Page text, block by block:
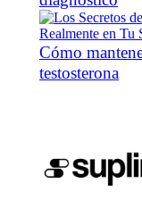
Cómo
testosterona